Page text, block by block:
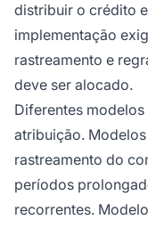
distribuir o crédito
implementação
rastreamento e
deve ser alocado.
Diferentes
atribuição.
rastreamento do
períodos
recorrentes.